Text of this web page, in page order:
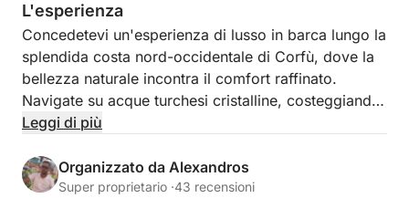
L'esperienza
Concedetevi un'esperienza di lusso in barca lungo la
splendida costa nord-occidentale di Corfù, dove la
bellezza naturale incontra il comfort raffinato.
Navigate su acque turchesi cristalline, costeggiando
scogliere spettacolari, spiagge dorate e calette
bordo con stile, godendovi la dolce brezza marina,
viste panoramiche e un senso di assoluta privacy e
Leggi di più
Organizzato da Alexandros
Super proprietario ·43 recensioni